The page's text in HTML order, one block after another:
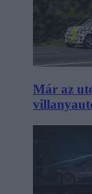
Már az